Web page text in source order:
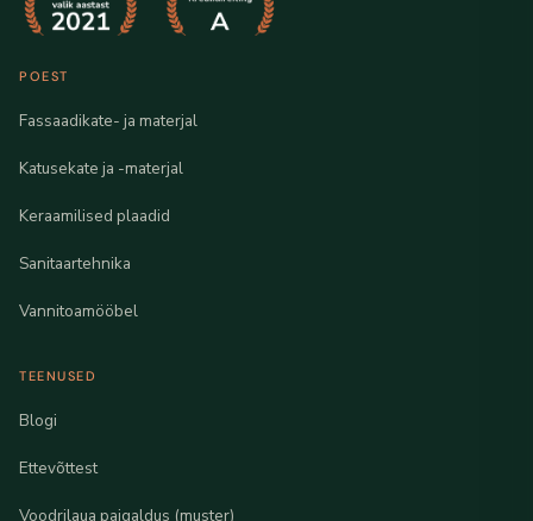
POEST
Fassaadikate- ja materjal
Katusekate ja -materjal
Keraamilised plaadid
Sanitaartehnika
Vannitoamööbel
TEENUSED
Blogi
Ettevõttest
Voodrilaua paigaldus (muster)